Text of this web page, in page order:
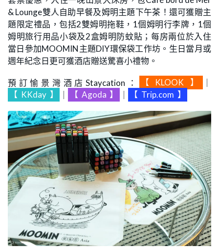
& Lounge雙人自助早餐及姆明主題下午茶！還可獲贈主
題限定禮品，包括2雙姆明拖鞋，1個姆明行李牌，1個
姆明旅行用品小袋及2盒姆明防蚊貼；每房兩位於入住
當日參加MOOMIN主題DIY環保袋工作坊。生日當月或
週年紀念日更可獲酒店贈送驚喜小禮物。
預訂愉景灣酒店Staycation： 【 KLOOK 】
【 KKday 】 【 Agoda 】 【 Trip.com 】